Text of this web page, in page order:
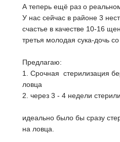
А теперь ещё раз о
У нас сейчас в районе 3
счастье в качестве 10-16
третья молодая сука-дочь
Предлагаю:
1. Срочная стерилизация
ловца
2. через 3 - 4 недели
идеально было бы сразу
на ловца.